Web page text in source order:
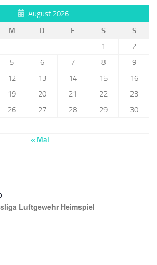
August 2026
M D F S
S
1
2
5 6 7 8
9
12 13 14 15
16
19 20 21 22
23
26 27 28 29
30
« Mai
Luftgewehr Heimspiel